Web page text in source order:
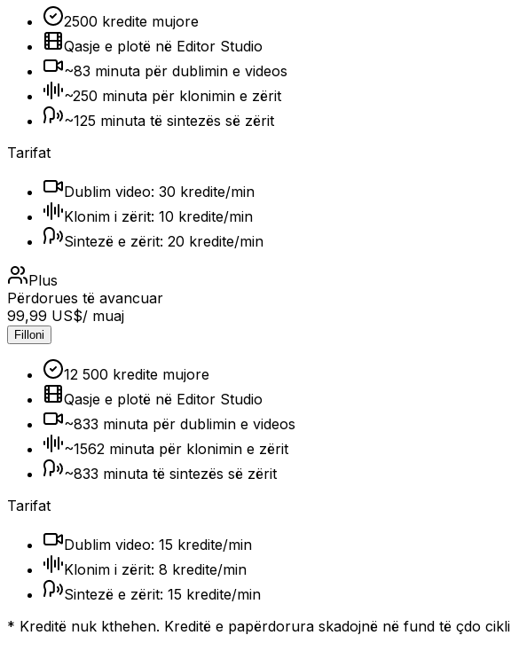
2500 kredite mujore
Qasje e plotë në Editor Studio
~83 minuta për dublimin e videos
~250 minuta për klonimin e zërit
~125 minuta të sintezës së zërit
Tarifat
Dublim video: 30 kredite/min
Klonim i zërit: 10 kredite/min
Sintezë e zërit: 20 kredite/min
Plus
Përdorues të avancuar
99,99 US$/ muaj
Filloni
12 500 kredite mujore
Qasje e plotë në Editor Studio
~833 minuta për dublimin e videos
~1562 minuta për klonimin e zërit
~833 minuta të sintezës së zërit
Tarifat
Dublim video: 15 kredite/min
Klonim i zërit: 8 kredite/min
Sintezë e zërit: 15 kredite/min
* Kreditë nuk kthehen. Kreditë e papërdorura skadojnë në fund të çdo